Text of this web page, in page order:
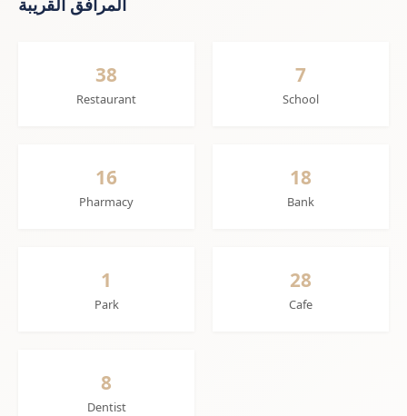
38
Restaurant
7
School
16
Pharmacy
18
Bank
1
Park
28
Cafe
8
Dentist